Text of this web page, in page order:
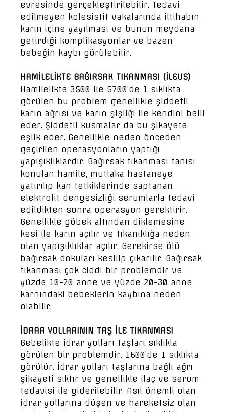
evresinde gerçekleştirilebilir. Tedavi
edilmeyen kolesistit vakalarında iltihabın
karın içine yayılması ve bunun meydana
getirdiği komplikasyonlar ve bazen
bebeğin kaybı görülebilir.
HAMİLELİKTE BAĞIRSAK TIKANMASI (İLEUS)
Hamilelikte 3500 ile 5700’de 1 sıklıkta
görülen bu problem genellikle şiddetli
karın ağrısı ve karın şişliği ile kendini belli
eder. Şiddetli kusmalar da bu şikayete
eşlik eder. Genellikle neden önceden
geçirilen operasyonların yaptığı
yapışıklıklardır. Bağırsak tıkanması tanısı
konulan hamile, mutlaka hastaneye
yatırılıp kan tetkiklerinde saptanan
elektrolit dengesizliği serumlarla tedavi
edildikten sonra operasyon gerektirir.
Genellikle göbek altından diklemesine
kesi ile karın açılır ve tıkanıklığa neden
olan yapışıklıklar açılır. Gerekirse ölü
bağırsak dokuları kesilip çıkarılır. Bağırsak
tıkanması çok ciddi bir problemdir ve
yüzde 10-20 anne ve yüzde 20-30 anne
karnındaki bebeklerin kaybına neden
olabilir.
İDRAR YOLLARININ TAŞ İLE TIKANMASI
Gebelikte idrar yolları taşları sıklıkla
görülen bir problemdir. 1600’de 1 sıklıkta
görülür. İdrar yolları taşlarına bağlı ağrı
şikayeti sıktır ve genellikle ilaç ve serum
tedavisi ile giderilebilir. Asıl önemli olan
idrar yollarına düşen ve hareketsiz olan